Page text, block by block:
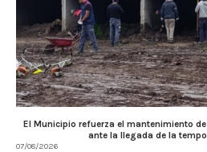
El Municipio refuerza el mantenimiento
ante la llegada de la
07/08/2026